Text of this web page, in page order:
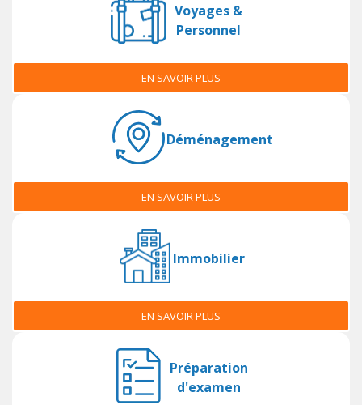
Voyages &
Personnel
EN SAVOIR PLUS
Déménagement
EN SAVOIR PLUS
Immobilier
EN SAVOIR PLUS
Préparation
d'examen